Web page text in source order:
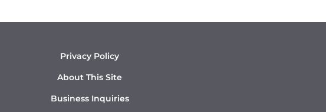
Privacy Policy
About This Site
Business Inquiries